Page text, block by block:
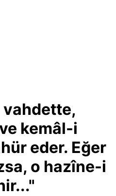
vahdette,
kemâl-i
eder. Eğer
o hazîne-i